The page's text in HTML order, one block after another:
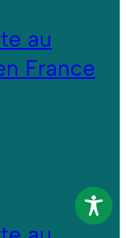
au
France